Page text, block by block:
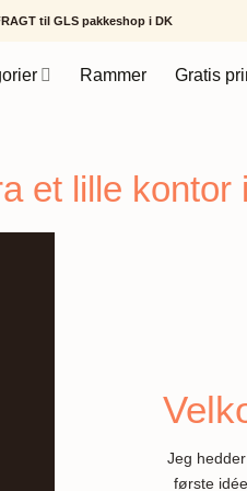
til GLS pakkeshop i DK
Rammer Gratis
et lille kontor
Jeg
første